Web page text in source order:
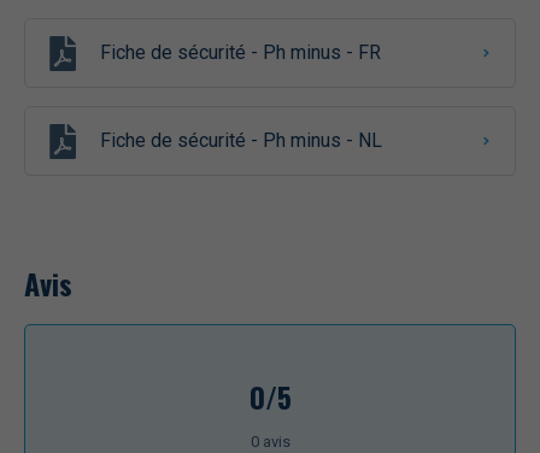
Fiche de sécurité - Ph minus - FR
Fiche de sécurité - Ph minus - NL
Avis
0/5
0avis